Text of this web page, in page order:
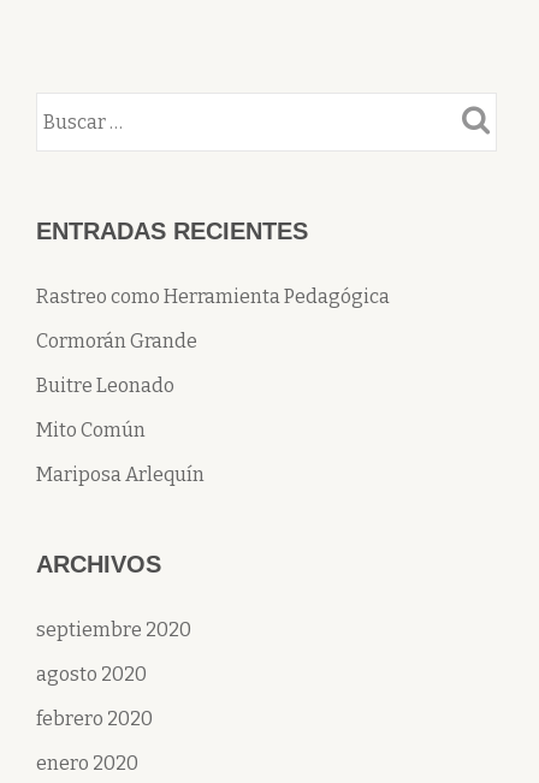
ENTRADAS RECIENTES
Rastreo como Herramienta Pedagógica
Cormorán Grande
Buitre Leonado
Mito Común
Mariposa Arlequín
ARCHIVOS
septiembre 2020
agosto 2020
febrero 2020
enero 2020